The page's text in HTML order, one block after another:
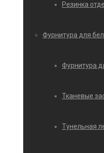
Резинка
Фурнитура для
Фурнитура
Тканевые
Тунельная